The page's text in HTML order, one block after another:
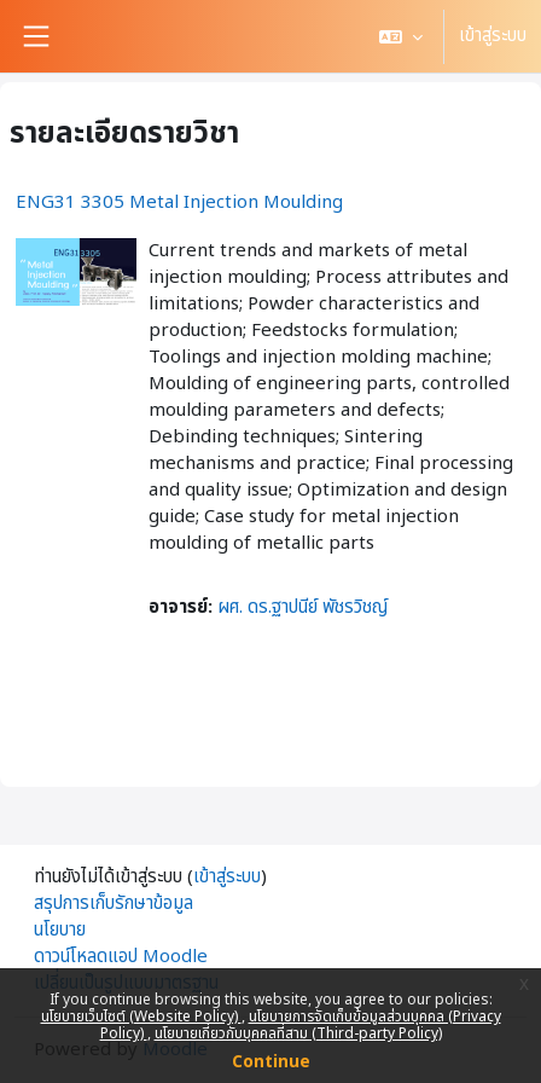
If you continue browsing this website, you agree to our policies:
นโยบายเว็บไซต์ (Website Policy) นโยบายการจัดเก็บข้อมูลส่วนบุคคล (Privacy
Policy) นโยบายเกี่ยวกับบุคคลที่สาม (Third-party Policy)
Continue
เข้าสู่ระบบ
รายละเอียดรายวิชา
ENG31 3305 Metal Injection Moulding
Current trends and markets of metal
injection moulding; Process attributes and
limitations; Powder characteristics and
production; Feedstocks formulation;
Toolings and injection molding machine;
Moulding of engineering parts, controlled
moulding parameters and defects;
Debinding techniques; Sintering
mechanisms and practice; Final processing
and quality issue; Optimization and design
guide; Case study for metal injection
moulding of metallic parts
อาจารย์: ผศ. ดร.ฐาปนีย์ พัชรวิชญ์
ท่านยังไม่ได้เข้าสู่ระบบ (เข้าสู่ระบบ)
สรุปการเก็บรักษาข้อมูล
นโยบาย
ดาวน์โหลดแอป Moodle
เปลี่ยนเป็นรูปแบบมาตรฐาน
Powered byMoodle